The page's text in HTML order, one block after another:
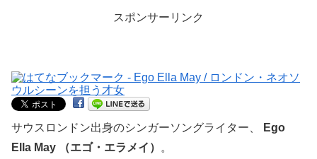
スポンサーリンク
サウスロンドン出身のシンガーソングライター、
Ego
Ella May （エゴ・エラメイ）
。